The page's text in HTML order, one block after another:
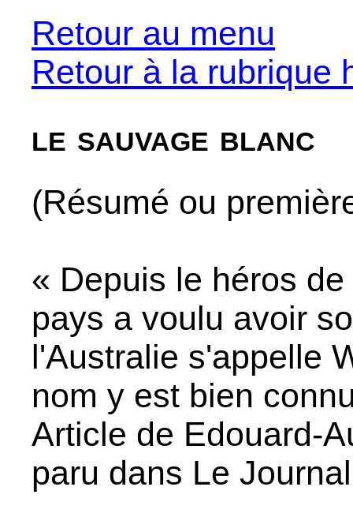
Retour au menu
Retour à la rubrique
le sauvage blanc
(Résumé ou
« Depuis le héros
pays a voulu avoir
l'Australie s'appelle
nom y est bien
Article de Edouard-
paru dans Le